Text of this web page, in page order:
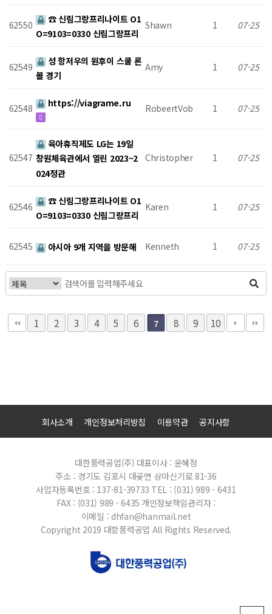
62550
☎ 신림그랑프리나이트 O1
O=9103=0330 신림그랑프리
Shawn 1 07-25
62549
성 항저우의 원후이 스쿨 론
볼 경기
Amy 1 07-25
62548 https://viagrame.ru RobeertVob 1 07-25
62547
육아휴직제도 LG는 19일
창원체육관에서 열린 2023~2
024정관
Christopher 1 07-25
62546
☎ 신림그랑프리나이트 O1
O=9103=0330 신림그랑프리
Karen 1 07-25
62545 아시아 9개 지역을 방문해 Kenneth 1 07-25
1 2 3 4 5 6 7 8 9 10
회사소개 개인정보처리방침 이용약관 공지사항
대한풍력공업(주) 대표이사 : 윤혜정
주소 : 경기도 김포시 대곶면 상마신기로 81-36
사업자등록번호 : 137-81-39733 TEL : (031) 989 - 6431
FAX : (031) 989 - 6435 개인정보책임관리자 :
이메일 : dhfan@hanmail.net
Copyright 2019 대항풍력공업 All Rights Reserved.